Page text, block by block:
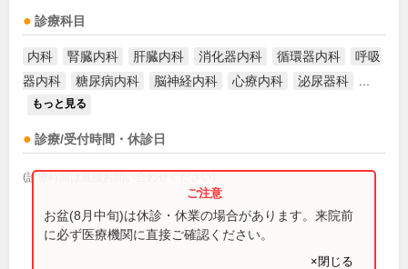
診療科目
内科 腎臓内科 肝臓内科 消化器内科 循環器内科
呼吸
器内科
糖尿病内科 脳神経内科 心療内科 泌尿器科
もっと見る
診療/受付時間・休診日
(診療時間は直接お問い合わせください)
お盆(8月中旬)は休診・休業の場合があります。来院前
に必ず医療機関に直接ご確認ください。
×閉じる